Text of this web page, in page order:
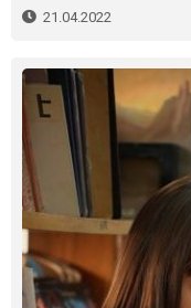
21.04.2022